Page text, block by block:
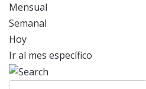
Mensual
Semanal
Hoy
Ir al mes específico